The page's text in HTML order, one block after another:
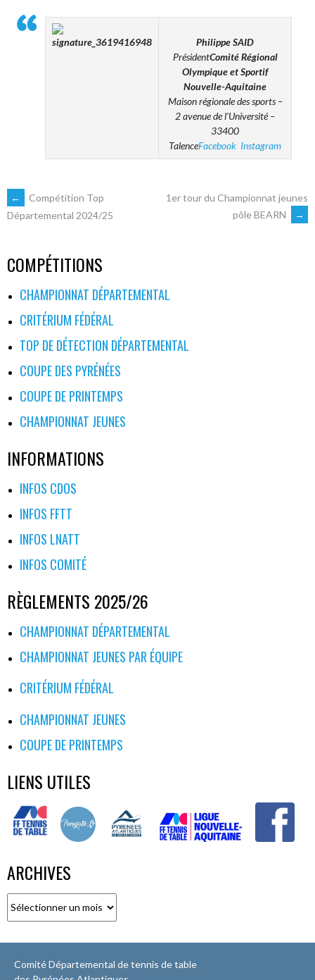
Philippe SAID
PrésidentComité Régional
Olympique et Sportif
Nouvelle-Aquitaine
Maison régionale des sports –
2 avenue de l’Université –
33400
TalenceFacebook Instagram
NAVIGATION
ARTICLES
←
Compétition Top
Départemental 2024/25
1er tour du Championnat jeunes
pôle BEARN
→
COMPÉTITIONS
CHAMPIONNAT DÉPARTEMENTAL
CRITÉRIUM FÉDÉRAL
TOP DE DÉTECTION DÉPARTEMENTAL
COUPE DES PYRÉNÉES
COUPE DE PRINTEMPS
CHAMPIONNAT JEUNES
INFORMATIONS
INFOS CDOS
INFOS FFTT
INFOS LNATT
INFOS COMITÉ
RÈGLEMENTS 2025/26
CHAMPIONNAT DÉPARTEMENTAL
CHAMPIONNAT JEUNES PAR ÉQUIPE
CRITÉRIUM FÉDÉRAL
CHAMPIONNAT JEUNES
COUPE DE PRINTEMPS
LIENS UTILES
ARCHIVES
Comité Départemental de tennis de table